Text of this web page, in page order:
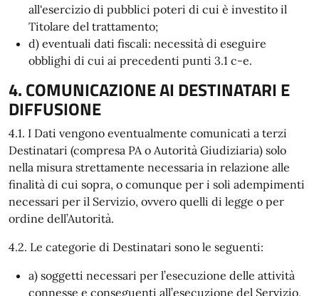
all'esercizio di pubblici poteri di cui è investito il
Titolare del trattamento;
d) eventuali dati fiscali: necessità di eseguire
obblighi di cui ai precedenti punti 3.1 c-e.
4. COMUNICAZIONE AI DESTINATARI E
DIFFUSIONE
4.1. I Dati vengono eventualmente comunicati a terzi
Destinatari (compresa PA o Autorità Giudiziaria) solo
nella misura strettamente necessaria in relazione alle
finalità di cui sopra, o comunque per i soli adempimenti
necessari per il Servizio, ovvero quelli di legge o per
ordine dell’Autorità.
4.2. Le categorie di Destinatari sono le seguenti:
a) soggetti necessari per l’esecuzione delle attività
connesse e conseguenti all’esecuzione del Servizio,